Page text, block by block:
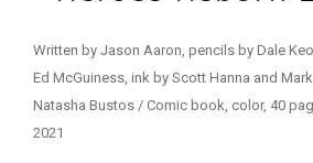
Written by Jason Aaron, pencils by Dale
Ed McGuiness, ink by Scott Hanna and
Natasha Bustos / Comic book, color, 40
2021